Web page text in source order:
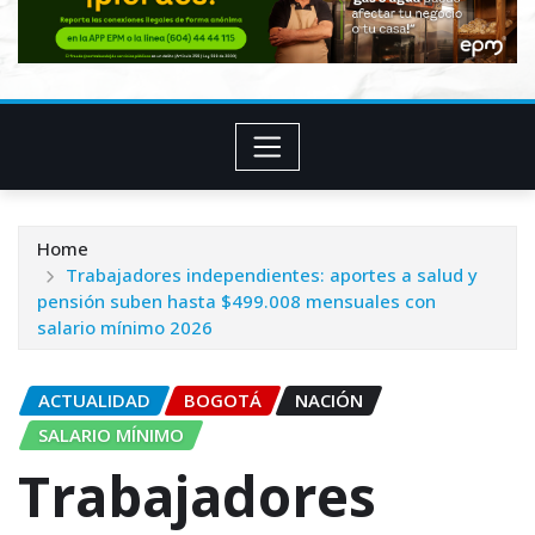
Home
Trabajadores independientes: aportes a salud y
pensión suben hasta $499.008 mensuales con
salario mínimo 2026
ACTUALIDAD BOGOTÁ
NACIÓN
SALARIO MÍNIMO
Trabajadores